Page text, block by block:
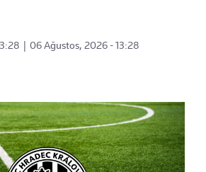
06 Ağustos, 2026 - 13:28